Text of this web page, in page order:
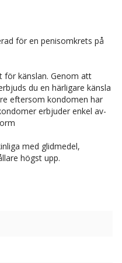
för en penisomkrets på
för känslan. Genom att
du en härligare känsla
eftersom kondomen har
erbjuder enkel av-
med glidmedel,
högst upp.